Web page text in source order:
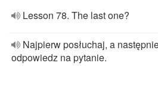
Lesson 78. The last one?
Najpierw posłuchaj, a
odpowiedz na pytanie.